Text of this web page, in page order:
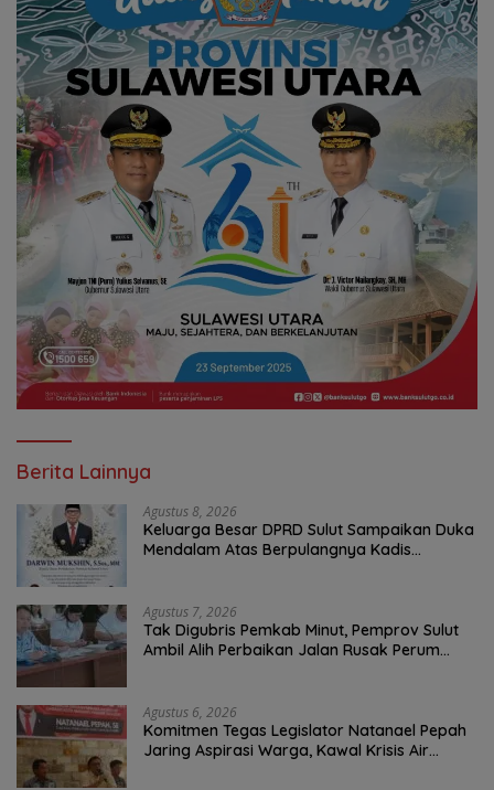
Berita Lainnya
Agustus 8, 2026
Keluarga Besar DPRD Sulut Sampaikan Duka
Mendalam Atas Berpulangnya Kadis
Agustus 7, 2026
Tak Digubris Pemkab Minut, Pemprov Sulut
Ambil Alih Perbaikan Jalan Rusak Perum
Agustus 6, 2026
Komitmen Tegas Legislator Natanael Pepah
Jaring Aspirasi Warga, Kawal Krisis Air